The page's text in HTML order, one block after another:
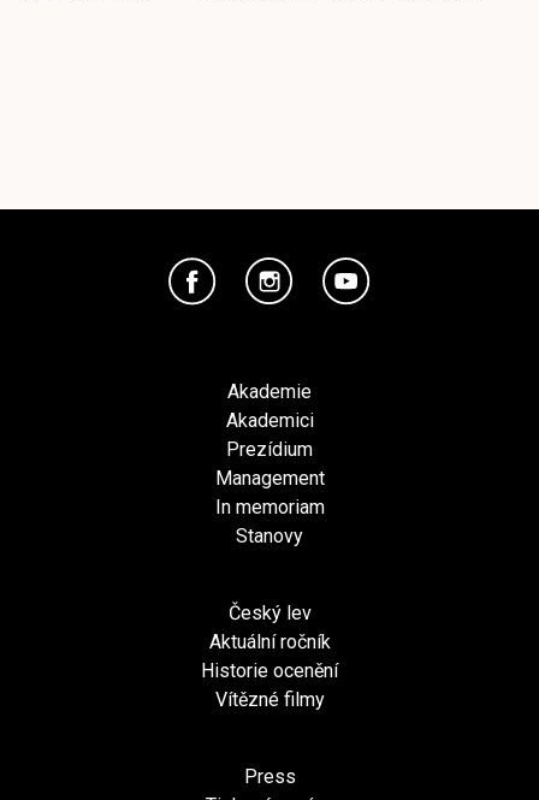
Akademie
Akademici
Prezídium
Management
In memoriam
Stanovy
Český lev
Aktuální ročník
Historie ocenění
Vítězné filmy
Press